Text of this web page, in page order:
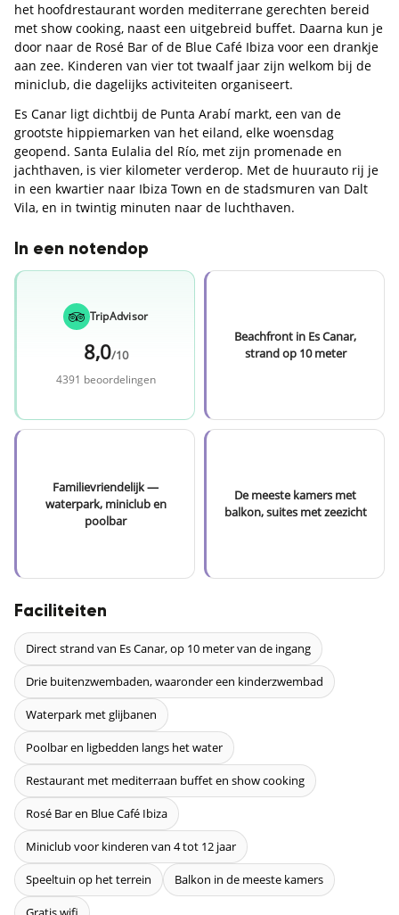
het hoofdrestaurant worden mediterrane gerechten bereid
met show cooking, naast een uitgebreid buffet. Daarna kun je
door naar de Rosé Bar of de Blue Café Ibiza voor een drankje
aan zee. Kinderen van vier tot twaalf jaar zijn welkom bij de
miniclub, die dagelijks activiteiten organiseert.
Es Canar ligt dichtbij de Punta Arabí markt, een van de
grootste hippiemarken van het eiland, elke woensdag
geopend. Santa Eulalia del Río, met zijn promenade en
jachthaven, is vier kilometer verderop. Met de huurauto rij je
in een kwartier naar Ibiza Town en de stadsmuren van Dalt
Vila, en in twintig minuten naar de luchthaven.
In een notendop
TripAdvisor
8,0/10
4391 beoordelingen
Beachfront in Es Canar,
strand op 10 meter
Familievriendelijk —
waterpark, miniclub en
poolbar
De meeste kamers met
balkon, suites met zeezicht
Faciliteiten
Direct strand van Es Canar, op 10 meter van de ingang
Drie buitenzwembaden, waaronder een kinderzwembad
Waterpark met glijbanen
Poolbar en ligbedden langs het water
Restaurant met mediterraan buffet en show cooking
Rosé Bar en Blue Café Ibiza
Miniclub voor kinderen van 4 tot 12 jaar
Speeltuin op het terrein Balkon in de meeste kamers